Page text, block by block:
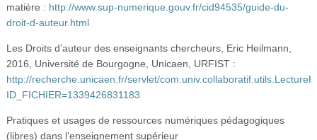
matière : http://www.sup-numerique.gouv.fr/cid94535/guide-du-
droit-d-auteur.html
Les Droits d’auteur des enseignants chercheurs, Eric Heilmann,
2016, Université de Bourgogne, Unicaen, URFIST :
http://recherche.unicaen.fr/servlet/
ID_FICHIER=1339426831183
Pratiques et usages de ressources numériques pédagogiques
(libres) dans l’enseignement supérieur